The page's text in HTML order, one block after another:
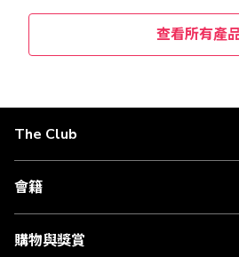
查看所有產
The Club
會籍
購物與獎賞